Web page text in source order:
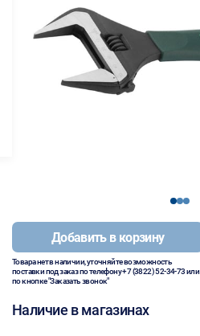
123
Добавить в корзину
Товара нет в наличии, уточняйте возможность
поставки под заказ по телефону+7 (3822) 52-34-73или
по кнопке "Заказать звонок"
Наличие в магазинах